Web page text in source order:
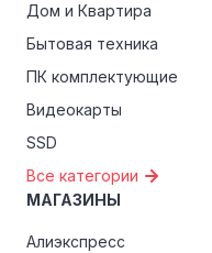
Дом и Квартира
Бытовая техника
ПК комплектующие
Видеокарты
SSD
Все категории
МАГАЗИНЫ
Алиэкспресс